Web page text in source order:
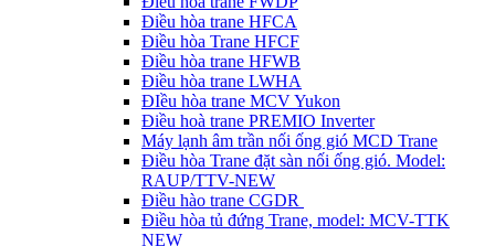
Điều hòa trane HFCA
Điều hòa Trane HFCF
Điều hòa trane HFWB
Điều hòa trane LWHA
ĐIều hòa trane MCV Yukon
Điều hoà trane PREMIO Inverter
Máy lạnh âm trần nối ống gió MCD Trane
Điều hòa Trane đặt sàn nối ống gió. Model:
RAUP/TTV-NEW
Điều hào trane CGDR
Điều hòa tủ đứng Trane, model: MCV-TTK
NEW